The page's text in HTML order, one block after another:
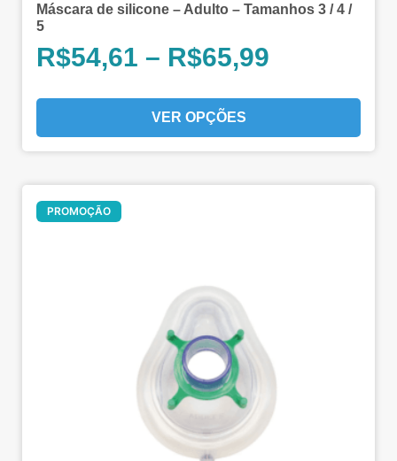
Máscara de silicone – Adulto – Tamanhos 3 / 4 /
5
R$54,61 – R$65,99
VER OPÇÕES
PROMOÇÃO